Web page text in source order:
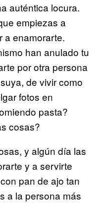
auténtica locura.
empiezas a
a enamorarte.
han anulado tu
por otra persona
de vivir como
fotos en
pasta?
cosas?
y algún día las
y a servirte
pan de ajo tan
a la persona más